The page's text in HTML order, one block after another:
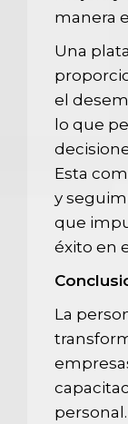
manera
Una
el
lo que
Esta
y
que
éxito en
La